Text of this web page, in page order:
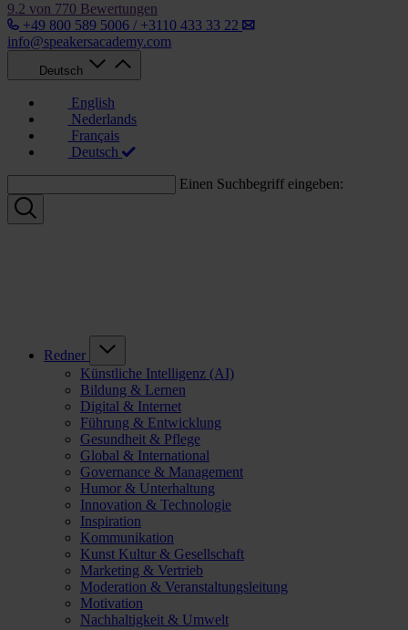
9.2 von 770 Bewertungen
+49 800 589 5006 / +3110 433 33 22
info@speakersacademy.com
Deutsch
English
Nederlands
Français
Deutsch
Einen Suchbegriff eingeben:
Redner
Künstliche Intelligenz (AI)
Bildung & Lernen
Digital & Internet
Führung & Entwicklung
Gesundheit & Pflege
Global & International
Governance & Management
Humor & Unterhaltung
Innovation & Technologie
Inspiration
Kommunikation
Kunst Kultur & Gesellschaft
Marketing & Vertrieb
Moderation & Veranstaltungsleitung
Motivation
Nachhaltigkeit & Umwelt